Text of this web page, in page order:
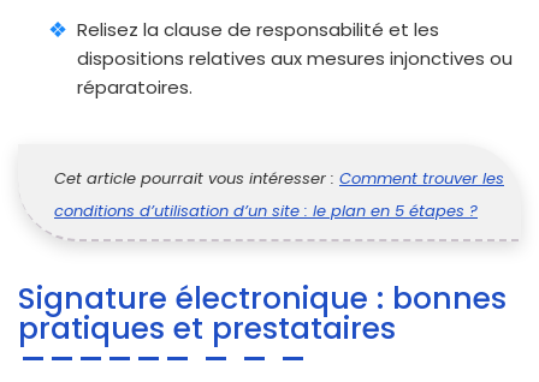
Relisez la clause de responsabilité et les
dispositions relatives aux mesures injonctives ou
réparatoires.
Cet article pourrait vous intéresser : Comment trouver les
conditions d’utilisation d’un site : le plan en 5 étapes ?
Signature électronique : bonnes
pratiques et prestataires